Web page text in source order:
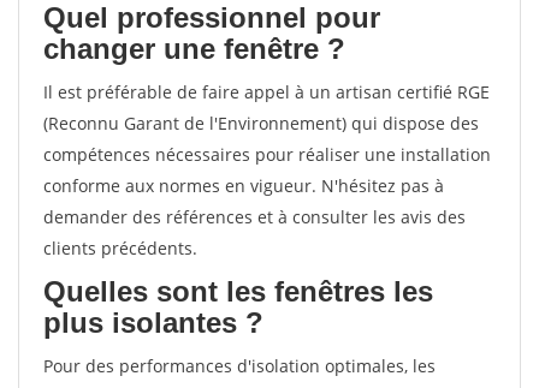
Quel professionnel pour
changer une fenêtre ?
Il est préférable de faire appel à un artisan certifié RGE
(Reconnu Garant de l'Environnement) qui dispose des
compétences nécessaires pour réaliser une installation
conforme aux normes en vigueur. N'hésitez pas à
demander des références et à consulter les avis des
clients précédents.
Quelles sont les fenêtres les
plus isolantes ?
Pour des performances d'isolation optimales, les